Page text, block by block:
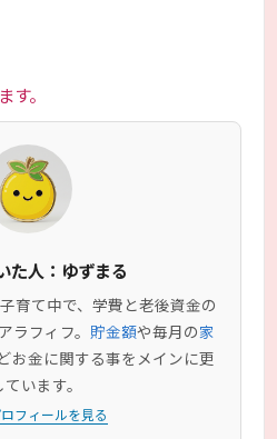
。
た人：ゆずまる
育て中で、学費と老後資金の
ラフィフ。 貯金額や毎月の家
お金に関する事をメインに更
います。
フィールを見る